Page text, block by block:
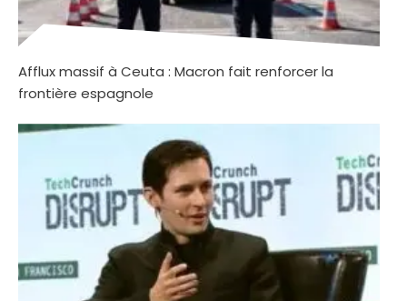
Afflux massif à Ceuta : Macron fait renforcer la
frontière espagnole